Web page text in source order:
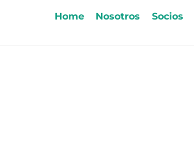
Home Nosotros Socios